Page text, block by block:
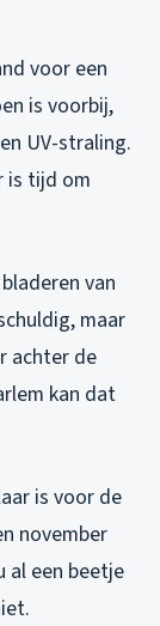
voor een
is voorbij,
UV-straling.
is tijd om
van
maar
achter de
kan dat
is voor de
november
al een beetje